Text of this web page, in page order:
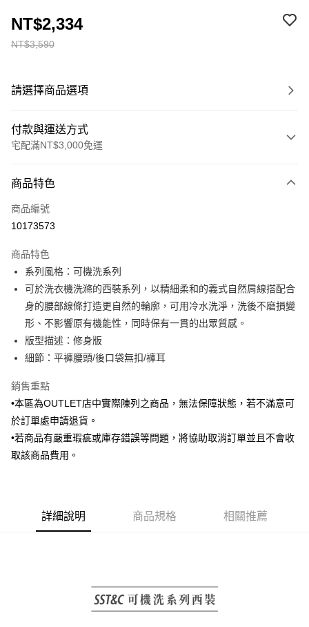
NT$3,590
NT$2,334
請選擇商品選項
付款與運送方式
宅配滿NT$3,000免運
信用卡一次付款
信用卡分期付款
合作金庫商業銀行
華南商業銀行
上海商業儲蓄銀行
台北富邦商業銀行
國泰世華商業銀行
兆豐國際商業銀行
臺灣中小企業銀行
台中商業銀行
匯豐（台灣）商業銀行
聯邦商業銀行
元大商業銀行
台新國際商業銀行
台灣樂天信用卡公司
6 期 0 利率 每期
華南商業銀行
彰化商業銀行
上海商業儲蓄銀行
台北富邦商業銀行
國泰世華商業銀行
兆豐國際商業銀行
臺灣中小企業銀行
匯豐（台灣）商業銀行
元大商業銀行
玉山商業銀行
星展（台灣）商業銀行
台灣樂天信用卡公司
LINE Pay
Apple Pay
街口支付
悠遊付
Google Pay
AFTEE先享後付
相關說明
１．簡單：不需註冊會員、不需綁卡、不需儲值。
２．便利：只要手機號碼，簡訊認證，即可結帳。
３．安心：先確認商品／服務後，再付款。
２．訂單成立數日內，您將收到繳費通知簡訊。
３．收到繳費通知簡訊後14天內，點擊此簡訊中的連結，可透過四大超商／
運送方式
每筆NT$350，滿NT$3,500(含以上)免運費
商品特色
商品編號
10173573
商品特色
系列風格：可機洗系列
可於洗衣機洗滌的西裝系列，以精細柔和的義式自然肩線搭配合
身的腰部線條打造更自然的輪廓，可用冷水洗淨，洗後不磨損變
形、不影響原有機能性，同時保有一貫的出眾質感。
版型描述：修身版
細節：平褲腰頭/後口袋無扣/褲耳
銷售重點
•本區為OUTLET店中實際陳列之商品，無法保障狀態，若不滿意可
於訂單處申請退貨。
•若商品有嚴重瑕疵或庫存錯誤等問題，將協助取消訂單並且不會收
取該商品費用。
詳細說明 商品規格 相關推薦